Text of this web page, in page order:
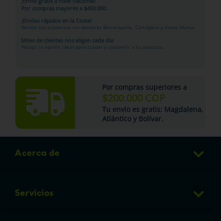
Por compras mayores a $400.000.
¡Envíos rápidos en la Costa!
Recibe tus productos sin demoras Barranquilla, Cartagena y Santa Marta.
Miles de clientes nos eligen cada día
Woopi: la opción ideal para cuidar y consentir a tu mascota.
Por compras superiores a
$200.000 COP
Tu envío es gratis: Magdalena,
Atlántico y Bolívar.
Acerca de
Club de Puntos
Servicios